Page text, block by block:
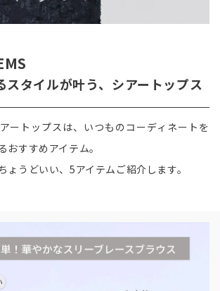
スタイルが叶う、シアートップス
ートップスは、いつものコーディネートを
おすすめアイテム。
ょうどいい、5アイテムご紹介します。